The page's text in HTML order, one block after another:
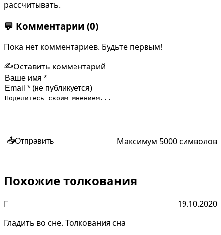
рассчитывать.
💬 Комментарии (0)
Пока нет комментариев. Будьте первым!
✍️Оставить комментарий
📤Отправить Максимум 5000 символов
Похожие толкования
Г
19.10.2020
Гладить во сне. Толкования сна